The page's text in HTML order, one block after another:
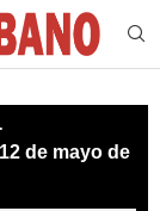
12 de mayo de